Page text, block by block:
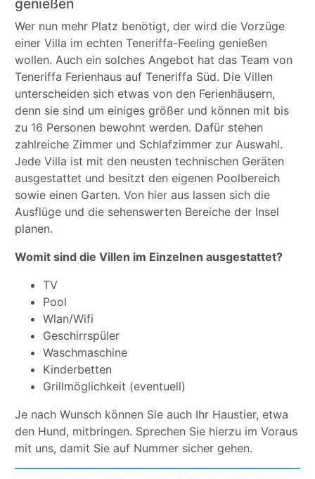
genießen
Wer nun mehr Platz benötigt, der wird die Vorzüge
einer Villa im echten Teneriffa-Feeling genießen
wollen. Auch ein solches Angebot hat das Team von
Teneriffa Ferienhaus auf Teneriffa Süd. Die Villen
unterscheiden sich etwas von den Ferienhäusern,
denn sie sind um einiges größer und können mit bis
zu 16 Personen bewohnt werden. Dafür stehen
zahlreiche Zimmer und Schlafzimmer zur Auswahl.
Jede Villa ist mit den neusten technischen Geräten
ausgestattet und besitzt den eigenen Poolbereich
sowie einen Garten. Von hier aus lassen sich die
Ausflüge und die sehenswerten Bereiche der Insel
planen.
Womit sind die Villen im Einzelnen ausgestattet?
TV
Pool
Wlan/Wifi
Geschirrspüler
Waschmaschine
Kinderbetten
Grillmöglichkeit (eventuell)
Je nach Wunsch können Sie auch Ihr Haustier, etwa
den Hund, mitbringen. Sprechen Sie hierzu im Voraus
mit uns, damit Sie auf Nummer sicher gehen.